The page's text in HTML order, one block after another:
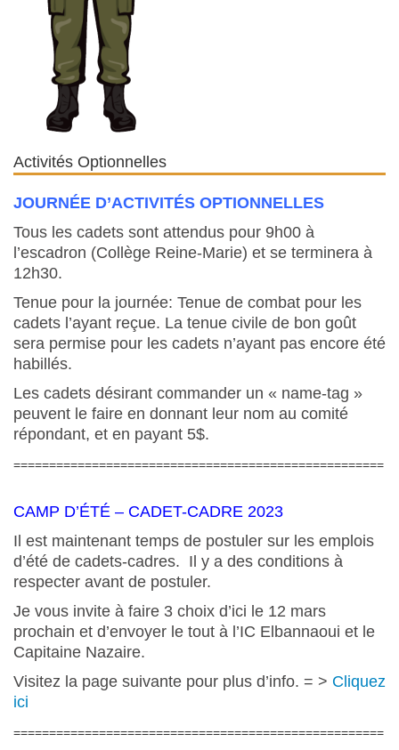
Activités Optionnelles
JOURNÉE D’ACTIVITÉS OPTIONNELLES
Tous les cadets sont attendus pour 9h00 à
l’escadron (Collège Reine-Marie) et se terminera à
12h30.
Tenue pour la journée: Tenue de combat pour les
cadets l’ayant reçue. La tenue civile de bon goût
sera permise pour les cadets n’ayant pas encore été
habillés.
Les cadets désirant commander un « name-tag »
peuvent le faire en donnant leur nom au comité
répondant, et en payant 5$.
====================================================
CAMP D’ÉTÉ – CADET-CADRE 2023
Il est maintenant temps de postuler sur les emplois
d’été de cadets-cadres. Il y a des conditions à
respecter avant de postuler.
Je vous invite à faire 3 choix d’ici le 12 mars
prochain et d’envoyer le tout à l’IC Elbannaoui et le
Capitaine Nazaire.
Visitez la page suivante pour plus d’info. = > Cliquez
ici
====================================================